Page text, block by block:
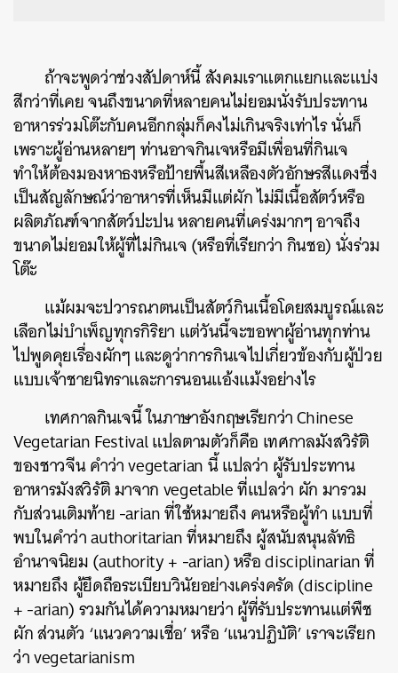
ถ้าจะพูดว่าช่วงสัปดาห์นี้ สังคมเราแตกแยกและแบ่ง
สีกว่าที่เคย จนถึงขนาดที่หลายคนไม่ยอมนั่งรับประทาน
อาหารร่วมโต๊ะกับคนอีกกลุ่มก็คงไม่เกินจริงเท่าไร นั่นก็
เพราะผู้อ่านหลายๆ ท่านอาจกินเจหรือมีเพื่อนที่กินเจ
ทำให้ต้องมองหาธงหรือป้ายพื้นสีเหลืองตัวอักษรสีแดงซึ่ง
เป็นสัญลักษณ์ว่าอาหารที่เห็นมีแต่ผัก ไม่มีเนื้อสัตว์หรือ
ผลิตภัณฑ์จากสัตว์ปะปน หลายคนที่เคร่งมากๆ อาจถึง
ขนาดไม่ยอมให้ผู้ที่ไม่กินเจ (หรือที่เรียกว่า กินชอ) นั่งร่วม
โต๊ะ
แม้ผมจะปวารณาตนเป็นสัตว์กินเนื้อโดยสมบูรณ์และ
เลือกไม่บำเพ็ญทุกรกิริยา แต่วันนี้จะขอพาผู้อ่านทุกท่าน
ไปพูดคุยเรื่องผักๆ และดูว่าการกินเจไปเกี่ยวข้องกับผู้ป่วย
แบบเจ้าชายนิทราและการนอนแอ้งแม้งอย่างไร
เทศกาลกินเจนี้ ในภาษาอังกฤษเรียกว่า Chinese
Vegetarian Festival แปลตามตัวก็คือ เทศกาลมังสวิรัติ
ของชาวจีน คำว่า vegetarian นี้ แปลว่า ผู้รับประทาน
อาหารมังสวิรัติ มาจาก vegetable ที่แปลว่า ผัก มารวม
กับส่วนเติมท้าย -arian ที่ใช้หมายถึง คนหรือผู้ทำ แบบที่
พบในคำว่า authoritarian ที่หมายถึง ผู้สนับสนุนลัทธิ
อำนาจนิยม (authority + -arian) หรือ disciplinarian ที่
หมายถึง ผู้ยึดถือระเบียบวินัยอย่างเคร่งครัด (discipline
+ -arian) รวมกันได้ความหมายว่า ผู้ที่รับประทานแต่พืช
ผัก ส่วนตัว ‘แนวความเชื่อ’ หรือ ‘แนวปฏิบัติ’ เราจะเรียก
ว่า vegetarianism